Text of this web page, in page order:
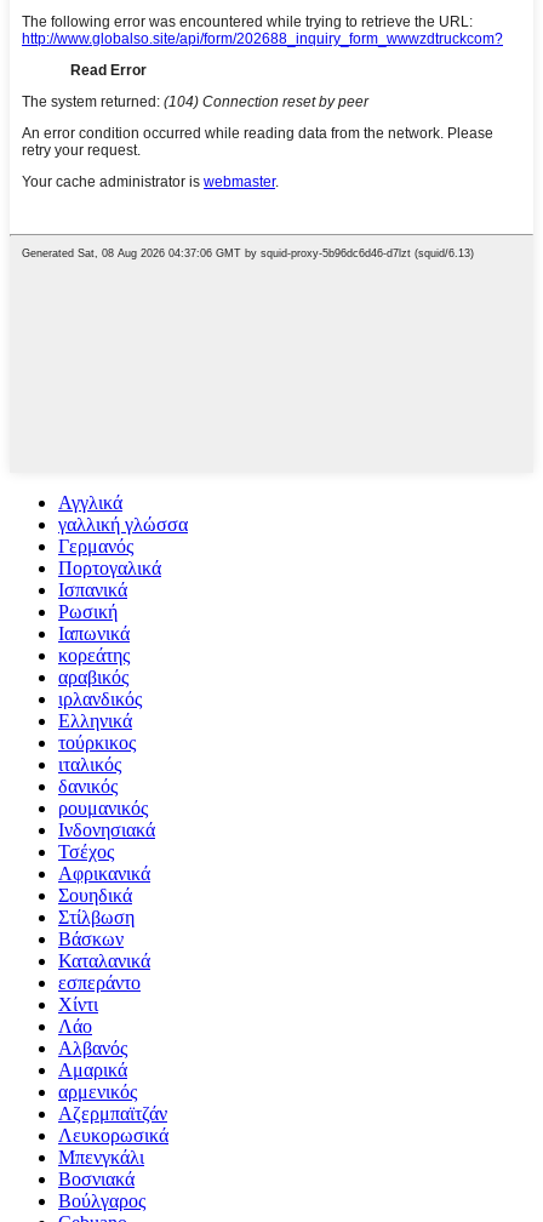
Αγγλικά
γαλλική γλώσσα
Γερμανός
Πορτογαλικά
Ισπανικά
Ρωσική
Ιαπωνικά
κορεάτης
αραβικός
ιρλανδικός
Ελληνικά
τούρκικος
ιταλικός
δανικός
ρουμανικός
Ινδονησιακά
Τσέχος
Αφρικανικά
Σουηδικά
Στίλβωση
Βάσκων
Καταλανικά
εσπεράντο
Χίντι
Λάο
Αλβανός
Αμαρικά
αρμενικός
Αζερμπαϊτζάν
Λευκορωσικά
Μπενγκάλι
Βοσνιακά
Βούλγαρος